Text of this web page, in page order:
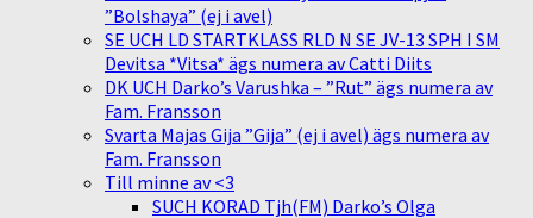
”Bolshaya” (ej i avel)
SE UCH LD STARTKLASS RLD N SE JV-13 SPH I SM
Devitsa *Vitsa* ägs numera av Catti Diits
DK UCH Darko’s Varushka – ”Rut” ägs numera av
Fam. Fransson
Svarta Majas Gija ”Gija” (ej i avel) ägs numera av
Fam. Fransson
Till minne av <3
SUCH KORAD Tjh(FM) Darko’s Olga